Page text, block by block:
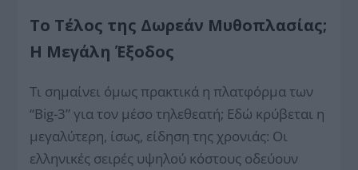
Το Τέλος της Δωρεάν Μυθοπλασίας;
Η Μεγάλη Έξοδος
Τι σημαίνει όμως πρακτικά η πλατφόρμα των
“Big-3” για τον μέσο τηλεθεατή; Εδώ κρύβεται η
μεγαλύτερη, ίσως, είδηση της χρονιάς: Οι
ελληνικές σειρές υψηλού κόστους οδεύουν